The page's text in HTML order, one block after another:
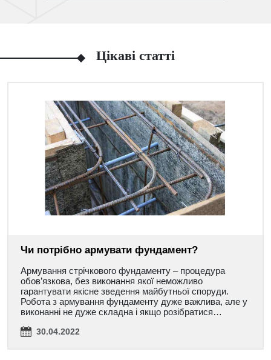
Цікаві статті
Чи потрібно армувати фундамент?
Армування стрічкового фундаменту – процедура
обов’язкова, без виконання якої неможливо
гарантувати якісне зведення майбутньої споруди.
Робота з армування фундаменту дуже важлива, але у
виконанні не дуже складна і якщо розібратися…
30.04.2022